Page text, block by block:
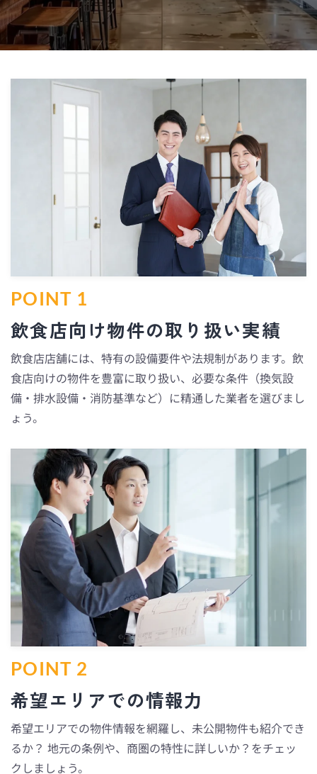
POINT 1
飲食店向け物件の取り扱い実績
飲食店店舗には、特有の設備要件や法規制があります。飲
食店向けの物件を豊富に取り扱い、必要な条件（換気設
備・排水設備・消防基準など）に精通した業者を選びまし
ょう。
POINT 2
希望エリアでの情報力
希望エリアでの物件情報を網羅し、未公開物件も紹介でき
るか？ 地元の条例や、商圏の特性に詳しいか？をチェッ
クしましょう。